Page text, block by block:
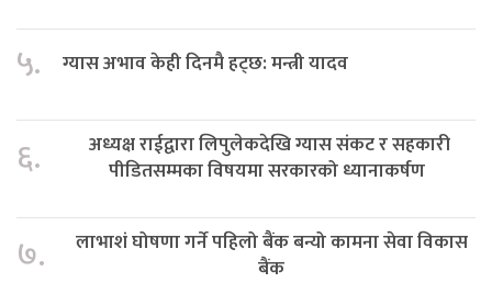
५. ग्यास अभाव केही दिनमै हट्छ: मन्त्री यादव
६.
अध्यक्ष राईद्वारा लिपुलेकदेखि ग्यास संकट र सहकारी
पीडितसम्मका विषयमा सरकारको ध्यानाकर्षण
७.
लाभाशं घोषणा गर्ने पहिलो बैंक बन्यो कामना सेवा विकास
बैंक